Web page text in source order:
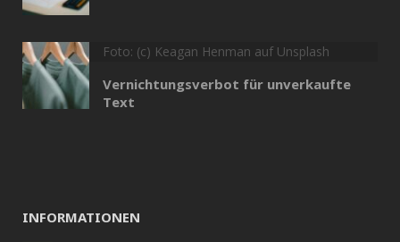
Foto: (c) Keagan Henman auf Unsplash
Vernichtungsverbot für unverkaufte
Text
INFORMATIONEN